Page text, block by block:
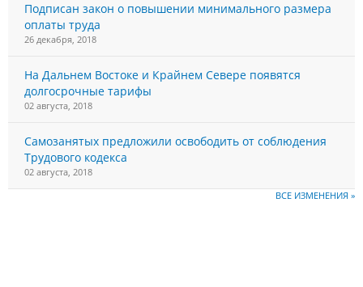
Подписан закон о повышении минимального размера
оплаты труда
26 декабря, 2018
На Дальнем Востоке и Крайнем Севере появятся
долгосрочные тарифы
02 августа, 2018
Самозанятых предложили освободить от соблюдения
Трудового кодекса
02 августа, 2018
ВСЕ ИЗМЕНЕНИЯ »